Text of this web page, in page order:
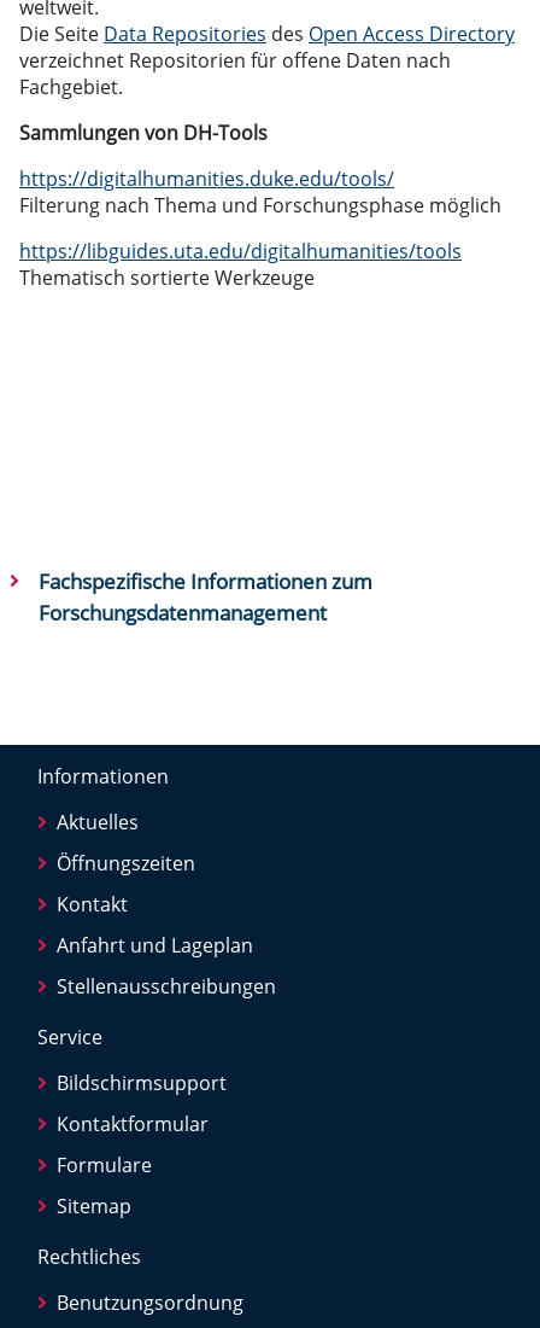
weltweit.
Die Seite Data Repositories des Open Access Directory
verzeichnet Repositorien für offene Daten nach
Fachgebiet.
Sammlungen von DH-Tools
https://digitalhumanities.duke.edu/tools/
Filterung nach Thema und Forschungsphase möglich
https://libguides.uta.edu/digitalhumanities/tools
Thematisch sortierte Werkzeuge
Fachspezifische Informationen zum
Forschungsdatenmanagement
Informationen
Aktuelles
Öffnungszeiten
Kontakt
Anfahrt und Lageplan
Stellenausschreibungen
Service
Bildschirmsupport
Kontaktformular
Formulare
Sitemap
Rechtliches
Benutzungsordnung